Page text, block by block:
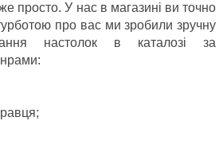
просто. У нас в магазині ви точно
про вас ми зробили зручну
настолок в каталозі за